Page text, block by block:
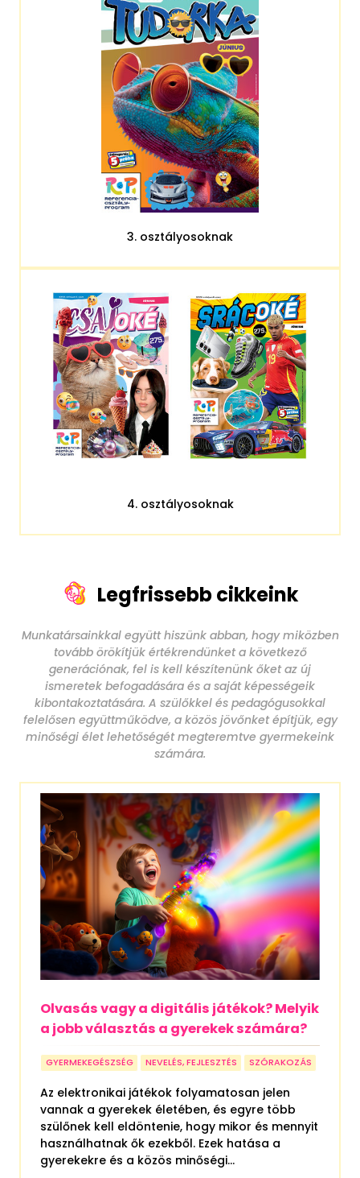
3. osztályosoknak
4. osztályosoknak
Legfrissebb cikkeink
Munkatársainkkal együtt hiszünk abban, hogy miközben
tovább örökítjük értékrendünket a következő
generációnak, fel is kell készítenünk őket az új
ismeretek befogadására és a saját képességeik
kibontakoztatására. A szülőkkel és pedagógusokkal
felelősen együttműködve, a közös jövőnket építjük, egy
minőségi élet lehetőségét megteremtve gyermekeink
számára.
Olvasás vagy a digitális játékok? Melyik
a jobb választás a gyerekek számára?
GYERMEKEGÉSZSÉG NEVELÉS, FEJLESZTÉS SZÓRAKOZÁS
Az elektronikai játékok folyamatosan jelen
vannak a gyerekek életében, és egyre több
szülőnek kell eldöntenie, hogy mikor és mennyit
használhatnak ők ezekből. Ezek hatása a
gyerekekre és a közös minőségi...